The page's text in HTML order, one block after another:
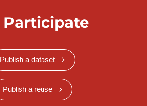
Participate
Publish a dataset
Publish a reuse